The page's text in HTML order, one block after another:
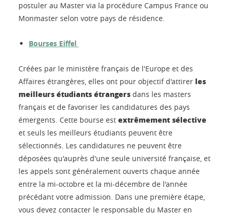
postuler au Master via la procédure Campus France ou
Monmaster selon votre pays de résidence.
Bourses Eiffel
Créées par le ministère français de l'Europe et des
Affaires étrangères, elles ont pour objectif d'attirer les
meilleurs étudiants étrangers dans les masters
français et de favoriser les candidatures des pays
émergents. Cette bourse est extrêmement sélective
et seuls les meilleurs étudiants peuvent être
sélectionnés. Les candidatures ne peuvent être
déposées qu'auprès d'une seule université française, et
les appels sont généralement ouverts chaque année
entre la mi-octobre et la mi-décembre de l'année
précédant votre admission. Dans une première étape,
vous devez contacter le responsable du Master en